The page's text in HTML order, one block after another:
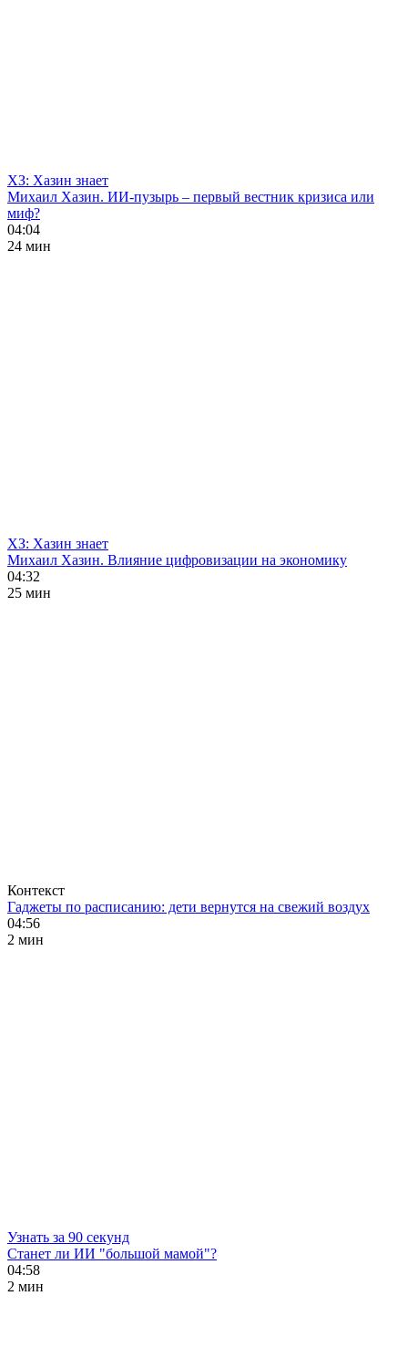
ХЗ: Хазин знает
Михаил Хазин. ИИ-пузырь – первый вестник кризиса или
миф?
04:04
24 мин
ХЗ: Хазин знает
Михаил Хазин. Влияние цифровизации на экономику
04:32
25 мин
Контекст
Гаджеты по расписанию: дети вернутся на свежий воздух
04:56
2 мин
Узнать за 90 секунд
Станет ли ИИ "большой мамой"?
04:58
2 мин